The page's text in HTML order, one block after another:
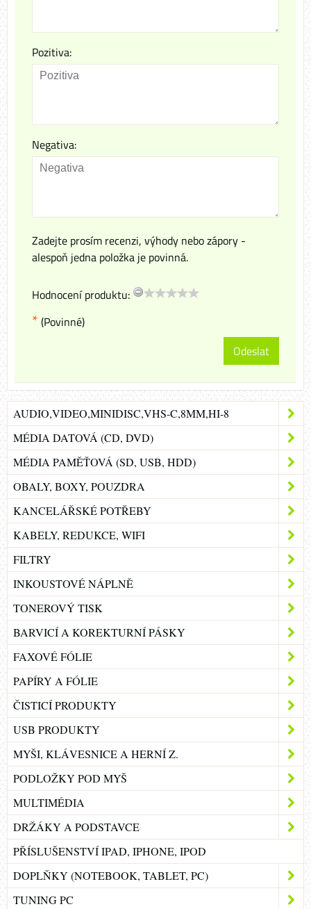
Pozitiva:
Negativa:
Zadejte prosím recenzi, výhody nebo zápory -
alespoň jedna položka je povinná.
Hodnocení produktu:
* (Povinné)
Odeslat
AUDIO,VIDEO,MINIDISC,VHS-C,8MM,HI-8
MÉDIA DATOVÁ (CD, DVD)
MÉDIA PAMĚŤOVÁ (SD, USB, HDD)
OBALY, BOXY, POUZDRA
KANCELÁŘSKÉ POTŘEBY
KABELY, REDUKCE, WIFI
FILTRY
INKOUSTOVÉ NÁPLNĚ
TONEROVÝ TISK
BARVICÍ A KOREKTURNÍ PÁSKY
FAXOVÉ FÓLIE
PAPÍRY A FÓLIE
ČISTICÍ PRODUKTY
USB PRODUKTY
MYŠI, KLÁVESNICE A HERNÍ Z.
PODLOŽKY POD MYŠ
MULTIMÉDIA
DRŽÁKY A PODSTAVCE
PŘÍSLUŠENSTVÍ IPAD, IPHONE, IPOD
DOPLŇKY (NOTEBOOK, TABLET, PC)
TUNING PC